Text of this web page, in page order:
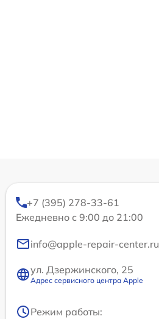
+7 (395) 278-33-61
Ежедневно с 9:00 до 21:00
info@apple-repair-center.ru
ул. Дзержинского, 25
Адрес сервисного центра Apple
Режим работы: